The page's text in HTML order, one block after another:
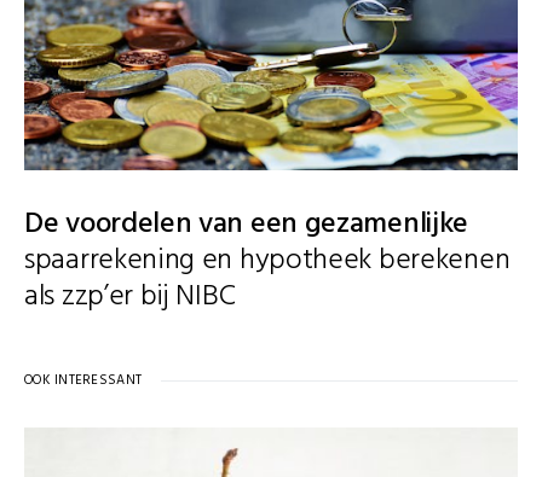
De voordelen van een gezamenlijke
spaarrekening en hypotheek berekenen
als zzp’er bij NIBC
OOK INTERESSANT